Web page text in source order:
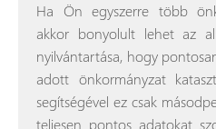
Ha Ön egyszerre több
akkor bonyolult lehet az
nyilvántartása, hogy
adott önkormányzat
segítségével ez csak
teljesen pontos adatokat